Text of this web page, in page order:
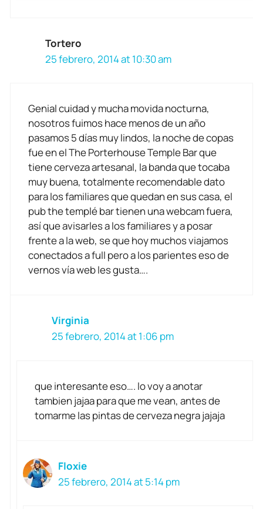
Tortero
25 febrero, 2014 at 10:30 am
Genial cuidad y mucha movida nocturna,
nosotros fuimos hace menos de un año
pasamos 5 días muy lindos, la noche de copas
fue en el The Porterhouse Temple Bar que
tiene cerveza artesanal, la banda que tocaba
muy buena, totalmente recomendable dato
para los familiares que quedan en sus casa, el
pub the templé bar tienen una webcam fuera,
así que avisarles a los familiares y a posar
frente a la web, se que hoy muchos viajamos
conectados a full pero a los parientes eso de
vernos vía web les gusta….
Virginia
25 febrero, 2014 at 1:06 pm
que interesante eso…. lo voy a anotar
tambien jajaa para que me vean, antes de
tomarme las pintas de cerveza negra jajaja
Floxie
25 febrero, 2014 at 5:14 pm